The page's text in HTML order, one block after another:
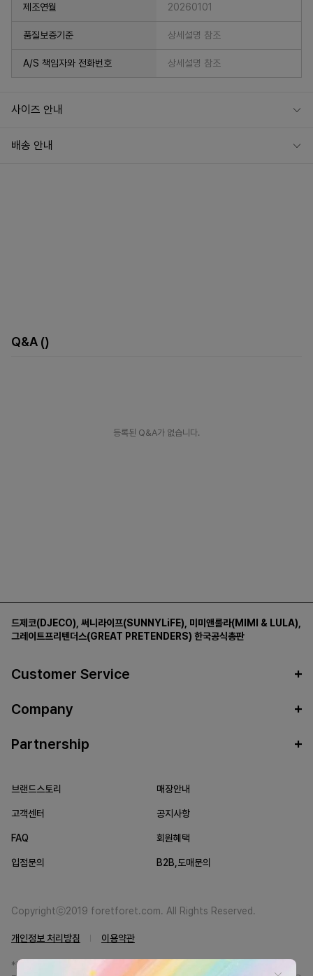
제조연월 20260101
품질보증기준 상세설명 참조
A/S 책임자와 전화번호 상세설명 참조
사이즈 안내
배송 안내
Q&A ()
등록된 Q&A가 없습니다.
드제코(DJECO) 써니라이프(SUNNYLiFE) 미미앤룰라(MIMI & LULA)
그레이트프리텐더스(GREAT PRETENDERS) 한국공식총판
Customer Service
Company
Partnership
브랜드스토리 매장안내
고객센터 공지사항
FAQ 회원혜택
입점문의 B2B,도매문의
Copyrightⓒ2019 foretforet.com. All Rights Reserved.
개인정보 처리방침 이용약관
*FORETFORET에서는 브랜드 본사와의 직거래를 통한 정품만을 취급합니